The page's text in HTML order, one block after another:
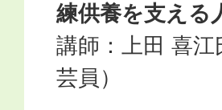
練供養を支える
講師：上田 喜
芸員）